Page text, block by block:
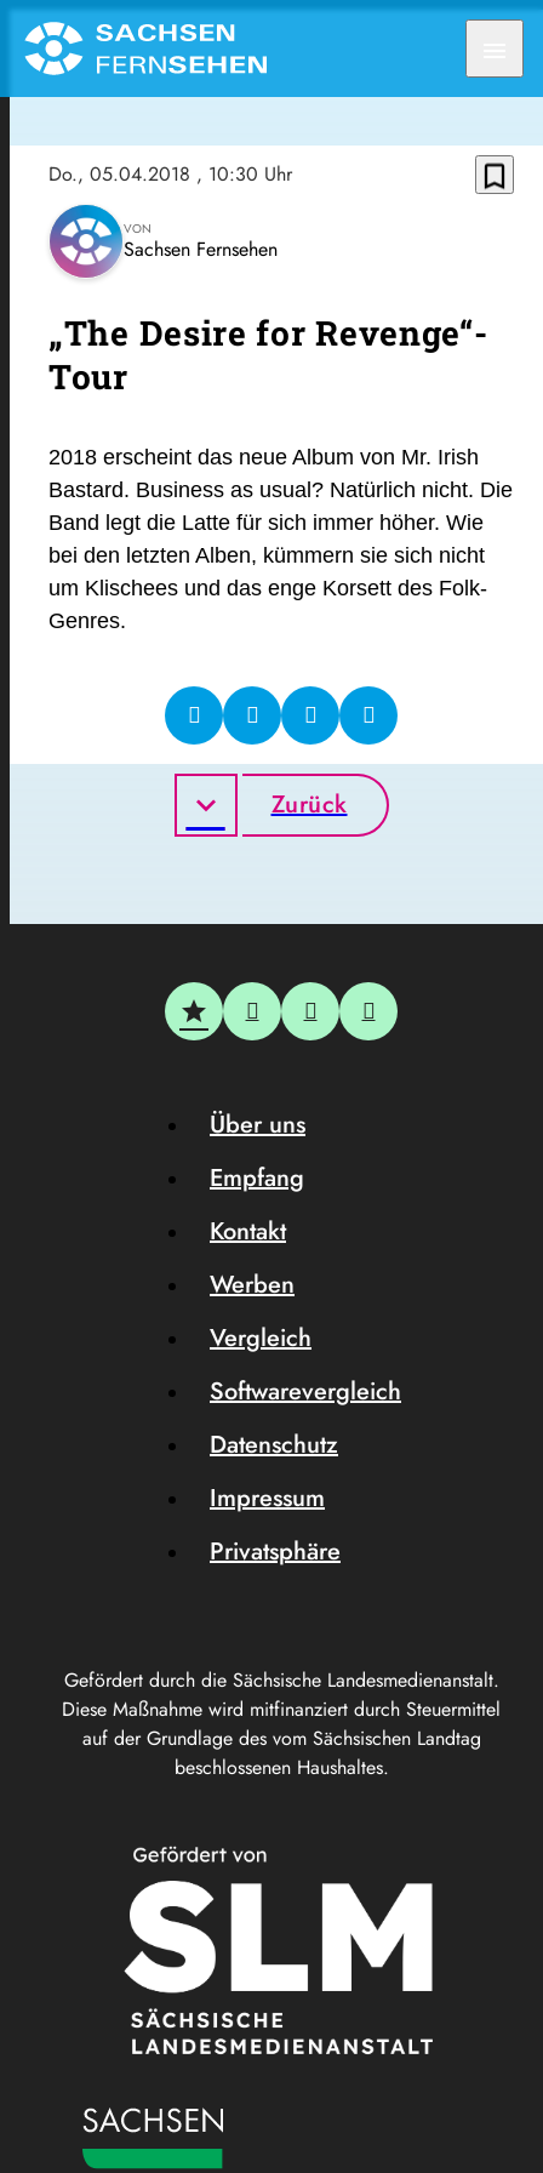
Do., 05.04.2018 , 10:30 Uhr bookmark_border
VON
Sachsen Fernsehen
„The Desire for Revenge“-
Tour
2018 erscheint das neue Album von Mr. Irish
Bastard. Business as usual? Natürlich nicht. Die
Band legt die Latte für sich immer höher. Wie
bei den letzten Alben, kümmern sie sich nicht
um Klischees und das enge Korsett des Folk-
Genres.
Zurück
Gefördert durch die Sächsische Landesmedienanstalt.
Diese Maßnahme wird mitfinanziert durch Steuermittel
auf der Grundlage des vom Sächsischen Landtag
beschlossenen Haushaltes.
Über uns
Empfang
Kontakt
Werben
Vergleich
Softwarevergleich
Datenschutz
Impressum
Privatsphäre